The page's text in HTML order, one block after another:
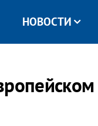
НОВОСТИ